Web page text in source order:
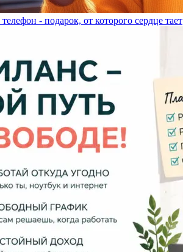
- подарок, от которого сердце тает